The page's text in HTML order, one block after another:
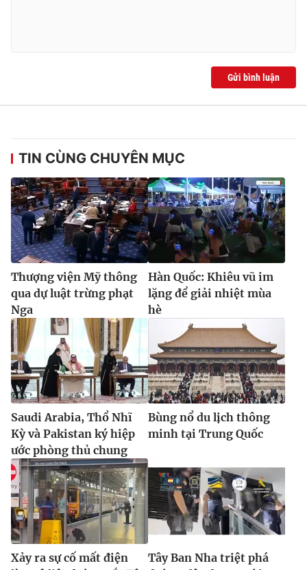
Gửi bình luận
TIN CÙNG CHUYÊN MỤC
Thượng viện Mỹ thông
qua dự luật trừng phạt
Nga
Hàn Quốc: Khiêu vũ im
lặng để giải nhiệt mùa
hè
Saudi Arabia, Thổ Nhĩ
Kỳ và Pakistan ký hiệp
ước phòng thủ chung
Bùng nổ du lịch thông
minh tại Trung Quốc
Xảy ra sự cố mất điện
Tây Ban Nha triệt phá